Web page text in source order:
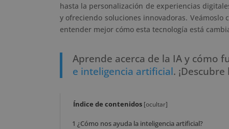
hasta la personalización de experiencias
y ofreciendo soluciones innovadoras. Veámoslo
entender mejor cómo esta tecnología está
Aprende acerca de la IA y cómo
e inteligencia artificial.
Índice de contenidos [ocultar]
1 ¿Cómo nos ayuda la inteligencia artificial?